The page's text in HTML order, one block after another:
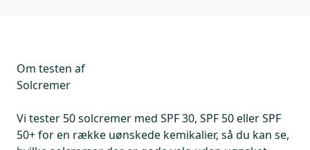
Om testen af
Solcremer
Vi tester 50 solcremer med SPF 30, SPF 50 eller SPF
50+ for en række uønskede kemikalier, så du kan se,